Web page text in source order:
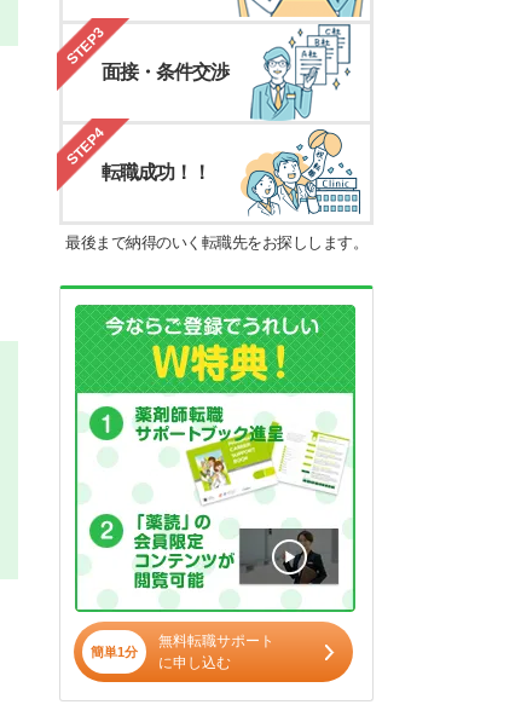
STEP3
面接・条件交渉
STEP4
転職成功！！
最後まで納得のいく転職先をお探しします。
簡単1分
無料転職サポート
に申し込む